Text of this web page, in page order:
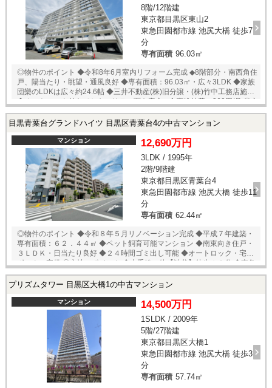
可能です。
8階/12階建
東京都目黒区東山2
東急田園都市線 池尻大橋 徒歩7
分
専有面積 96.03㎡
◎物件のポイント ◆令和8年6月室内リフォーム完成 ◆8階部分・南西角住
戸、陽当たり・眺望・通風良好 ◆専有面積：96.03㎡・広々3LDK ◆家族
団欒のLDKは広々約24.6帖 ◆三井不動産(株)旧分譲・(株)竹中工務店施工
◆オートロック付きでセキュリティ面も安心 □倉庫維持費：360円/月 ◎立
黒】徒歩13分 ◆ライフ目黒大橋店 徒歩4分 ◆ドン・キホーテ中目黒本店
可能！ 当店までお電話いただくか、もしくは24時間対応可能「内覧予
約・お問い合わせ」フォームよりお問い合わせ下さい！ ご来店が困難な
場合は、ご希望場所でのお待ち合わせも可能です。
目黒青葉台グランドハイツ 目黒区青葉台4の中古マンション
マンション 12,690万円
3LDK / 1995年
2階/9階建
東京都目黒区青葉台4
東急田園都市線 池尻大橋 徒歩11
分
専有面積 62.44㎡
◎物件のポイント ◆令和８年５月リノベーション完成 ◆平成７年建築・
専有面積：６２．４４㎡ ◆ペット飼育可能マンション ◆南東向き住戸・
３ＬＤＫ・日当たり良好 ◆２４時間ゴミ出し可能 ◆オートロック・宅配
ボックス完備 ◎立地のポイント ◆山手線、他【渋谷】徒歩１３分 ◆東急
５分 ◆ナチュラルローソン 渋谷神泉町店 徒歩３分 ◆ファミリーマー
物件！お好きな日時でご内覧可能！★ 当店までお電話いただくか、もし
くは24時間対応可能「内覧予約・お問い合わせ」フォームよりお問い合
わせ下さい！業務に精通したスタッフが丁寧に対応致します。ご来店が
困難な場合は、ご希望場所でのお待ち合わせも可能です。
プリズムタワー 目黒区大橋1の中古マンション
マンション 14,500万円
1SLDK / 2009年
5階/27階建
東京都目黒区大橋1
東急田園都市線 池尻大橋 徒歩3
分
専有面積 57.74㎡